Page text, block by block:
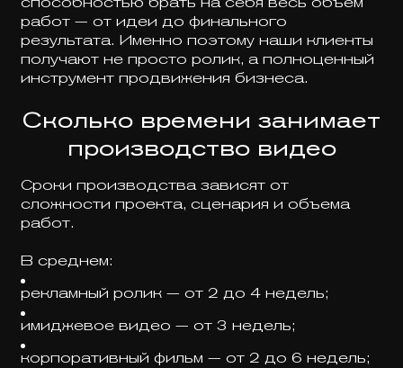
работ — от идеи до финального
результата. Именно поэтому наши клиенты
получают не просто ролик, а полноценный
инструмент продвижения бизнеса.
Сколько времени занимает
производство видео
Сроки производства зависят от
сложности проекта, сценария и объема
работ.
В среднем:
рекламный ролик — от 2 до 4 недель;
имиджевое видео — от 3 недель;
корпоративный фильм — от 2 до 6 недель;